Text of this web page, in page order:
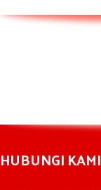
HUBUNGI KAMI